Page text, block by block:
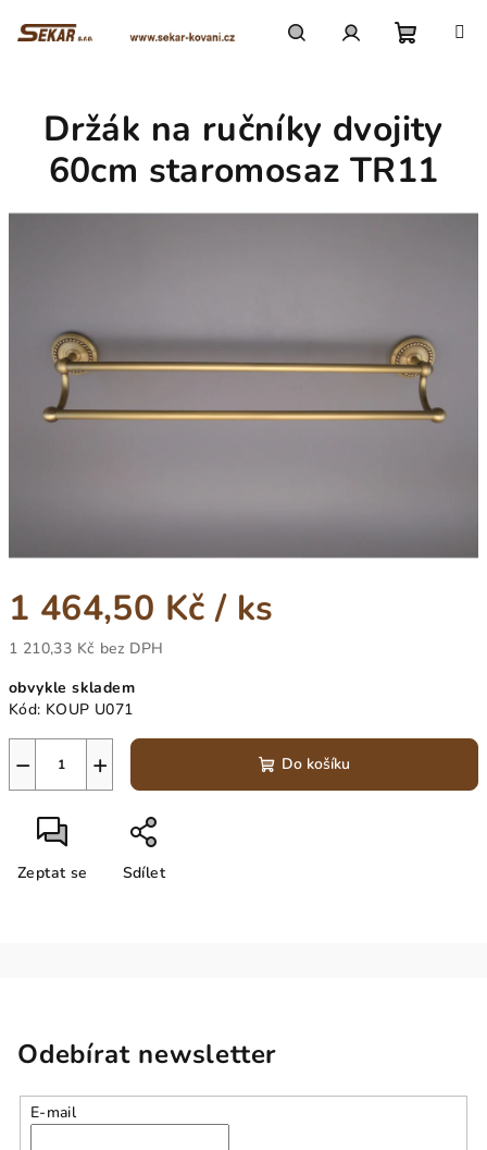
košík
1 464,50 Kč/ ks
1 210,33 Kč bez DPH
cena:
obvykle skladem
Kód: KOUP U071
+
− Do košíku
Zeptat se Sdílet
Držák na ručníky dvojity
60cm staromosaz TR11
Odebírat newsletter
E-mail